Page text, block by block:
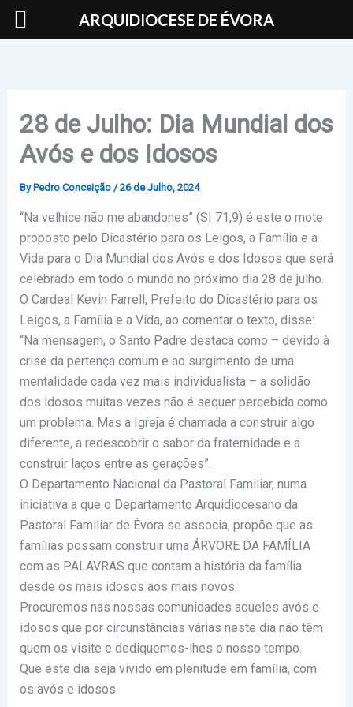
Skip
28 de Julho: Dia Mundial dos
Avós e dos Idosos
By Pedro Conceição /26 de Julho, 2024
“Na velhice não me abandones” (SI 71,9) é este o mote
proposto pelo Dicastério para os Leigos, a Família e a
Vida para o Dia Mundial dos Avós e dos Idosos que será
celebrado em todo o mundo no próximo dia 28 de julho.
O Cardeal Kevin Farrell, Prefeito do Dicastério para os
Leigos, a Família e a Vida, ao comentar o texto, disse:
“Na mensagem, o Santo Padre destaca como – devido à
crise da pertença comum e ao surgimento de uma
mentalidade cada vez mais individualista – a solidão
dos idosos muitas vezes não é sequer percebida como
um problema. Mas a Igreja é chamada a construir algo
diferente, a redescobrir o sabor da fraternidade e a
construir laços entre as gerações”.
O Departamento Nacional da Pastoral Familiar, numa
iniciativa a que o Departamento Arquidiocesano da
Pastoral Familiar de Évora se associa, propõe que as
famílias possam construir uma ÁRVORE DA FAMÍLIA
com as PALAVRAS que contam a história da família
desde os mais idosos aos mais novos.
Procuremos nas nossas comunidades aqueles avós e
idosos que por circunstâncias várias neste dia não têm
quem os visite e dediquemos-lhes o nosso tempo.
Que este dia seja vivido em plenitude em família, com
os avós e idosos.
ARQUIDIOCESE DE ÉVORA